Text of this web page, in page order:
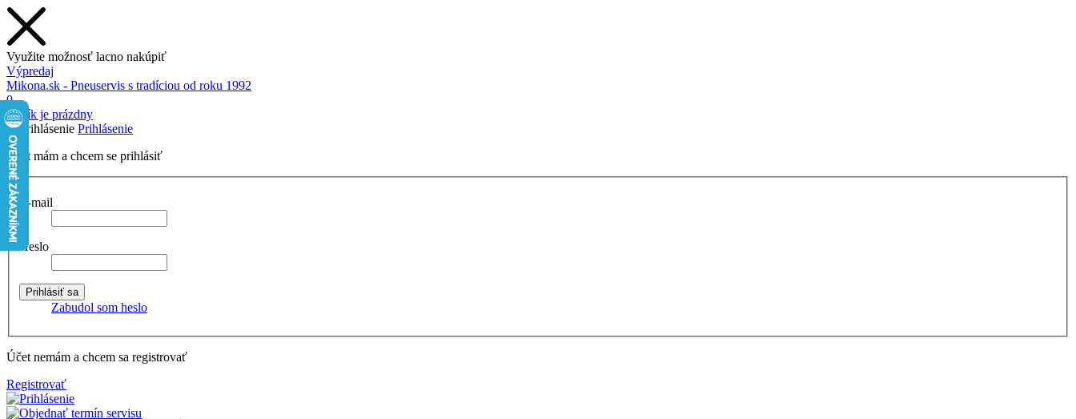
Využite možnosť lacno nakúpiť
Výpredaj
Mikona.sk - Pneuservis s tradíciou od roku 1992
0
Košík je prázdny
Prihlásenie
Účet mám a chcem se prihlásiť
E-mail
Heslo
Zabudol som heslo
Účet nemám a chcem sa registrovať
Registrovať